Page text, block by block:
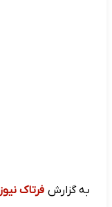
به گزارش فرتاک نیوز